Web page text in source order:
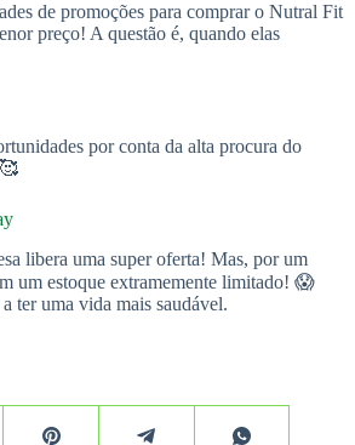
de promoções para comprar o Nutral Fit
preço! A questão é, quando elas
por conta da alta procura do
libera uma super oferta! Mas, por um
um estoque extramemente limitado! 😱
ter uma vida mais saudável.